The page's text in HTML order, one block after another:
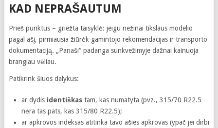
KAD NEPRAŠAUTUM
Prieš punktus – griežta taisyklė: jeigu nežinai tikslaus modelio
pagal ašį, pirmiausia žiūrėk gamintojo rekomendacijas ir transporto
dokumentaciją. „Panaši“ padanga sunkvežimyje dažnai kainuoja
brangiau vėliau.
Patikrink šiuos dalykus:
ar dydis identiškas tam, kas numatyta (pvz., 315/70 R22.5
nėra tas pats, kas 315/80 R22.5);
ar apkrovos indeksas atitinka tavo ašies apkrovas (ypač jei dirbi